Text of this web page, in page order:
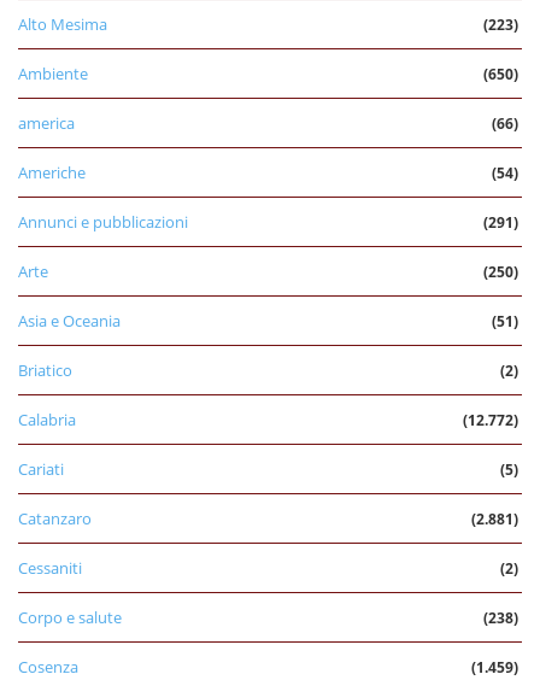
Alto Mesima (223)
Ambiente (650)
america (66)
Americhe (54)
Annunci e pubblicazioni (291)
Arte (250)
Asia e Oceania (51)
Briatico (2)
Calabria (12.772)
Cariati (5)
Catanzaro (2.881)
Cessaniti (2)
Corpo e salute (238)
Cosenza (1.459)